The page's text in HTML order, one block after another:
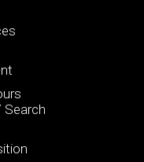
Search